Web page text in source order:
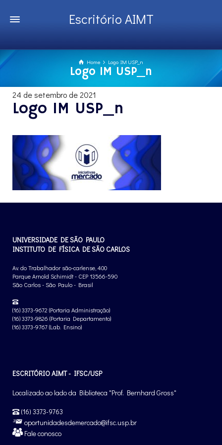
Escritório AIMT
Home Logo IM USP_n
Logo IM USP_n
24 de setembro de 2021
Logo IM USP_n
UNIVERSIDADE DE SÃO PAULO
INSTITUTO DE FÍSICA DE SÃO CARLOS
Av. do Trabalhador são-carlense, 400
Parque Arnold Schimidt - CEP 13566-590
São Carlos - São Paulo - Brasil
(16) 3373-9672 (Portaria Administração)
(16) 3373-9826 (Portaria Departamento)
(16) 3373-9767 (Lab. Ensino)
ESCRITÓRIO AIMT - IFSC/USP
Localizado ao lado da Biblioteca "Prof. Bernhard Gross"
(16) 3373-9763
oportunidadesdemercado@ifsc.usp.br
Fale conosco